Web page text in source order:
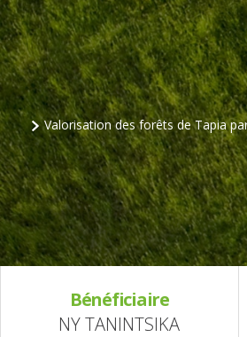
Valorisation des forêts de Tapia
Bénéficiaire
NY TANINTSIKA